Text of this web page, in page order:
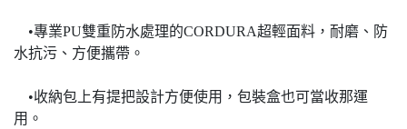
•專業PU雙重防水處理的CORDURA超輕面料，耐磨、防
水抗污、方便攜帶。
•收納包上有提把設計方便使用，包裝盒也可當收那運
用。